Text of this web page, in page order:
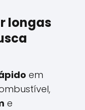
longas
em
e